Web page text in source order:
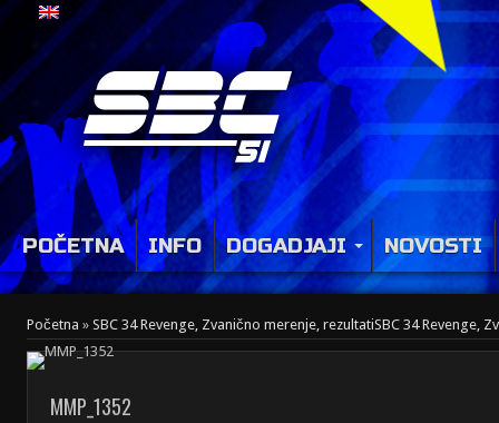
POČETNA INFO DOGADJAJI NOVOSTI
Početna » SBC 34 Revenge, Zvanično merenje, rezultatiSBC 34 Revenge,
MMP_1352